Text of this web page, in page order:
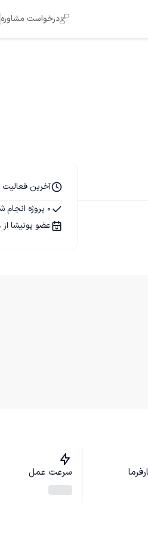
درخواست مشاوره
آخرین فعالیت 28 شهریور 1404
0 پروژه انجام شده
عضو پونیشا از 28 شهریور 1404
سرعت عمل